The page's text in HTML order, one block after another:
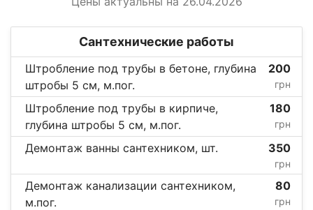
Сантехнические работы
Штробление под трубы в бетоне, глубина
штробы 5 см, м.пог.
200
грн
Штробление под трубы в кирпиче,
глубина штробы 5 см, м.пог.
180
грн
Демонтаж ванны сантехником, шт. 350
грн
Демонтаж канализации сантехником,
м.пог.
80
грн